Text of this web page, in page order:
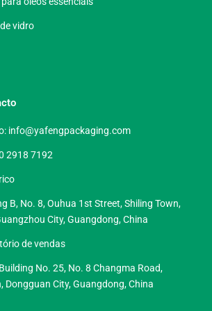
vidro
info@yafengpackaging.com
2918 7192
B, No. 8, Ouhua 1st Street, Shiling Town,
City, Guangdong, China
de vendas
No. 25, No. 8 Changma Road,
Dongguan City, Guangdong, China